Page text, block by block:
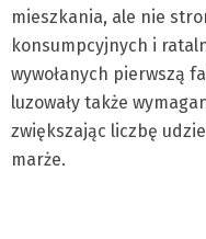
mieszkania, ale nie
konsumpcyjnych i
wywołanych pierwszą
luzowały także
zwiększając liczbę
marże.